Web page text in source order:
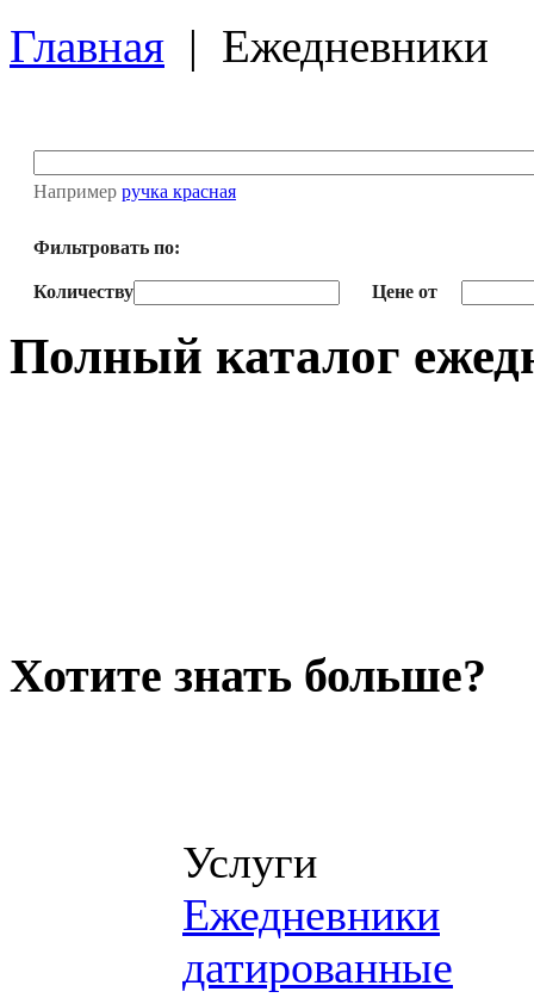
Главная | Ежедневники
Например ручка красная
Фильтровать по:
Количеству Цене от
Полный каталог
Хотите знать больше?
Услуги
Ежедневники
датированные